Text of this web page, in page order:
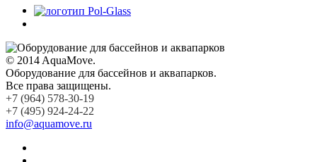
© 2014 AquaMove.
Оборудование для бассейнов и аквапарков.
Все права защищены.
+7 (964) 578-30-19
+7 (495) 924-24-22
info@aquamove.ru